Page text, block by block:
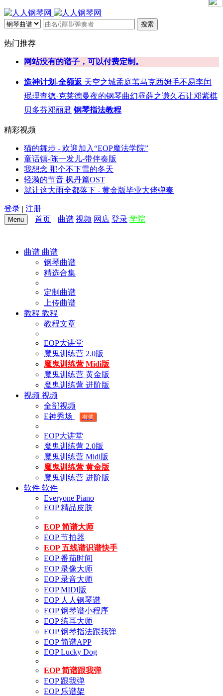
搜索
热门推荐
网站没有的谱子，可以付费定制。
造神计划-全额返 天空之城孟庭苇马克西姆毛不易李闰
珉理查德·克莱德曼夜的钢琴曲幻昼薛之谦久石让邓紫棋
贝多芬邓丽君 钢琴指法教程
精彩视频
猫的舞步 - 欢迎加入“EOP魔法学院”
童话镇-陈一发儿-带伴奏版
我想念 那个不下雪的冬天
轻漪的节音 枫丹篇OST
就让这大雨全都落下 - 黄金版毕业大佬弹奏
登录 | 注册
Menu 首页 曲谱 视频 网店 登录 学院
曲谱 曲谱
钢琴曲谱
精选合集
定制曲谱
上传曲谱
教程 教程
教程文章
EOP大讲堂
魔鬼训练营 2.0版
魔鬼训练营 Midi版
魔鬼训练营 黄金版
魔鬼训练营 进阶版
视频 视频
全部视频
E神秀场
有奖
EOP大讲堂
魔鬼训练营 2.0版
魔鬼训练营 Midi版
魔鬼训练营 黄金版
魔鬼训练营 进阶版
软件 软件
Everyone Piano
EOP 精品皮肤
EOP 简谱大师
EOP 节拍器
EOP 五线谱识谱快手
EOP 番茄时间
EOP 录像大师
EOP 录音大师
EOP MIDI版
EOP 人人钢琴谱
EOP 钢琴谱小程序
EOP 练耳大师
EOP 钢琴指法跟我弹
EOP 简谱APP
EOP Lucky Dog
EOP 简谱跟我弹
EOP 跟我弹
EOP 乐谱架